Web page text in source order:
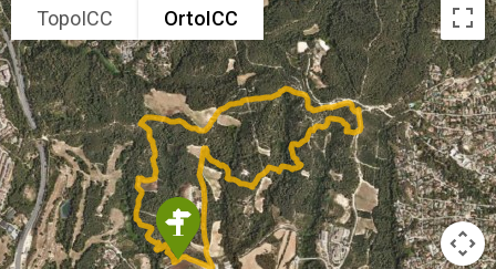
TopoICC OrtoICC